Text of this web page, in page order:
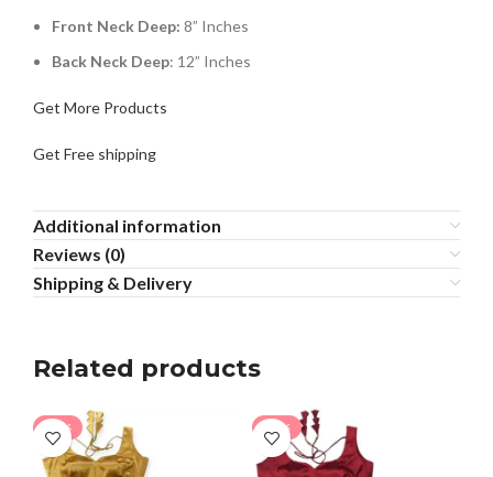
Front Neck Deep: 8” Inches
Back Neck Deep: 12” Inches
Get More Products
Get Free shipping
Additional information
Reviews (0)
Shipping & Delivery
Related products
-30% -17%